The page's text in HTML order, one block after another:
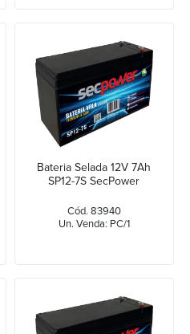
Bateria Selada 12V 7Ah
SP12-7S SecPower
Cód. 83940
Un. Venda: PC/1